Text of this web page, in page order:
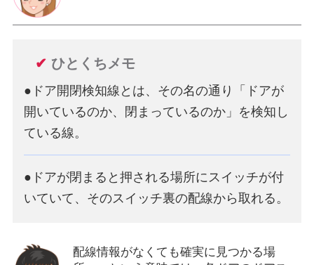
✔ ひとくちメモ
●ドア開閉検知線とは、その名の通り「ドアが
開いているのか、閉まっているのか」を検知し
ている線。
●ドアが閉まると押される場所にスイッチが付
いていて、そのスイッチ裏の配線から取れる。
配線情報がなくても確実に見つかる場